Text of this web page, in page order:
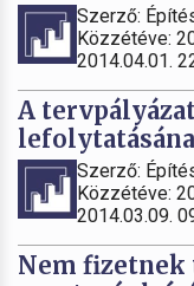
Szerző:
Közzétéve:
2014.04.01.
A
Szerző:
Közzétéve:
2014.03.09.
Nem fizetnek